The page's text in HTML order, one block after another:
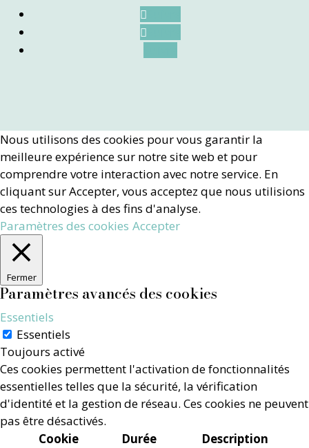
Nous utilisons des cookies pour vous garantir la
meilleure expérience sur notre site web et pour
comprendre votre interaction avec notre service. En
cliquant sur Accepter, vous acceptez que nous utilisions
ces technologies à des fins d'analyse.
Paramètres des cookies Accepter
Fermer
Paramètres avancés des cookies
Essentiels
Essentiels
Toujours activé
Ces cookies permettent l'activation de fonctionnalités
essentielles telles que la sécurité, la vérification
d'identité et la gestion de réseau. Ces cookies ne peuvent
pas être désactivés.
Cookie
Durée Description